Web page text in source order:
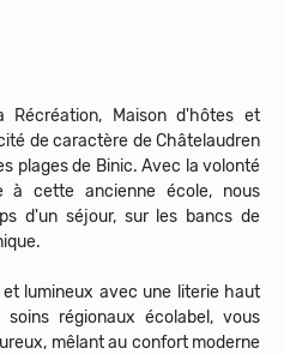
Récréation, Maison d'hôtes et
de caractère de Châtelaudren
plages de Binic. Avec la volonté
à cette ancienne école, nous
d'un séjour, sur les bancs de
lumineux avec une literie haut
régionaux écolabel, vous
mêlant au confort moderne